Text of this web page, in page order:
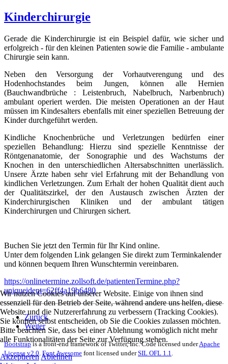
Kinderchirurgie
Gerade die Kinderchirurgie ist ein Beispiel dafür, wie sicher und
erfolgreich - für den kleinen Patienten sowie die Familie - ambulante
Chirurgie sein kann.
Neben den Versorgung der Vorhautverengung und des
Hodenhochstandes beim Jungen, können alle Hernien
(Bauchwandbrüche : Leistenbruch, Nabelbruch, Narbenbruch)
ambulant operiert werden. Die meisten Operationen an der Haut
müssen im Kindesalters ebenfalls mit einer speziellen Betreuung der
Kinder durchgeführt werden.
Kindliche Knochenbrüche und Verletzungen bedürfen einer
speziellen Behandlung: Hierzu sind spezielle Kenntnisse der
Röntgenanatomie, der Sonographie und des Wachstums der
Knochen in den unterschiedlichen Altersabschnitten unerlässlich.
Unsere Ärzte haben sehr viel Erfahrung mit der Behandlung von
kindlichen Verletzungen. Zum Erhalt der hohen Qualität dient auch
der Qualitätszirkel, der den Austausch zwischen Ärzten der
Kinderchirurgischen Kliniken und der ambulant tätigen
Kinderchirurgen und Chirurgen sichert.
Buchen Sie jetzt den Termin für Ihr Kind online.
Unter dem folgenden Link gelangen Sie direkt zum Terminkalender
und können bequem Ihren Wunschtermin vereinbaren.
https://onlinetermine.zollsoft.de/patientenTermine.php?
uniqueident=62ff4a19b6480
Zurück
Weiter
Bootstrapis a front-end framework of Twitter, Inc. Code licensed underApache
License v2.0 Font Awesome font licensed underSIL OFL 1.1
Wir nutzen Cookies auf unserer Website. Einige von ihnen sind
essenziell für den Betrieb der Seite, während andere uns helfen, diese
Website und die Nutzererfahrung zu verbessern (Tracking Cookies).
Sie können selbst entscheiden, ob Sie die Cookies zulassen möchten.
Bitte beachten Sie, dass bei einer Ablehnung womöglich nicht mehr
alle Funktionalitäten der Seite zur Verfügung stehen.
Akzeptieren Ablehnen